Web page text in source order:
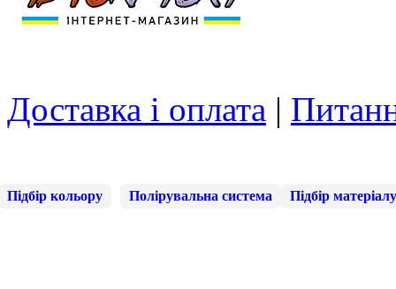
Доставка і оплата |
Підбір кольору Полірувальна система Підбір матеріалу